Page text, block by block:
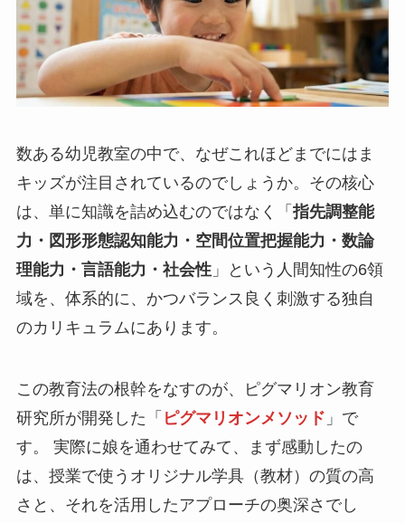
数ある幼児教室の中で、なぜこれほどまでにはま
キッズが注目されているのでしょうか。その核心
は、単に知識を詰め込むのではなく「 指先調整能
力・図形形態認知能力・空間位置把握能力・数論
理能力・言語能力・社会性」という人間知性の6領
域を、体系的に、かつバランス良く刺激する独自
のカリキュラムにあります。
この教育法の根幹をなすのが、ピグマリオン教育
研究所が開発した「 ピグマリオンメソッド 」で
す。 実際に娘を通わせてみて、まず感動したの
は、授業で使うオリジナル学具（教材）の質の高
さと、それを活用したアプローチの奥深さでし